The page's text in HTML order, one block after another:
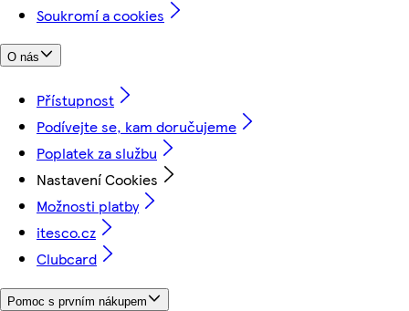
Soukromí a cookies
O nás
Přístupnost
Podívejte se, kam doručujeme
Poplatek za službu
Nastavení Cookies
Možnosti platby
itesco.cz
Clubcard
Pomoc s prvním nákupem